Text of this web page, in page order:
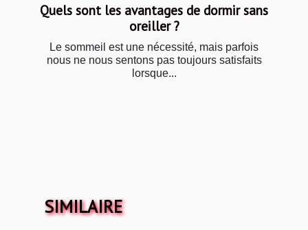
Quels sont les avantages de dormir sans
oreiller ?
Le sommeil est une nécessité, mais parfois
nous ne nous sentons pas toujours satisfaits
lorsque...
SIMILAIRE